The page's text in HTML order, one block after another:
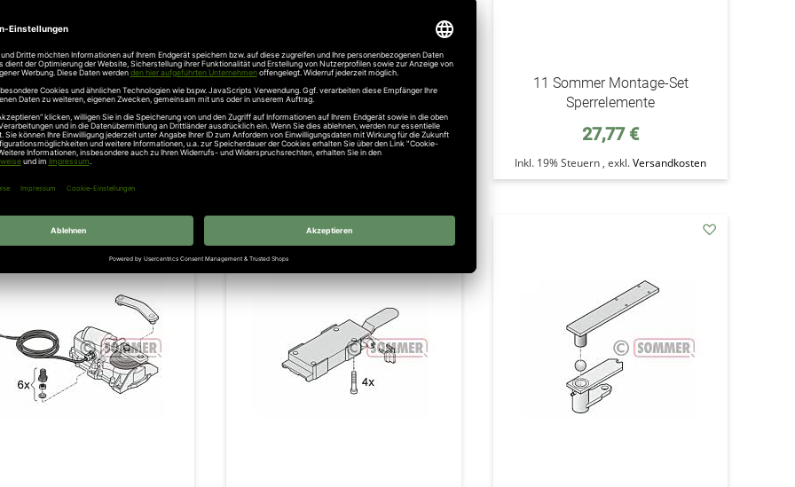
Sommer Knickarme mit
Verbindungsteilen, Set
149,14 €
19% Steuern,exkl.
Sommer Beschläge twist AM, Set
33,15 €
11 Sommer Montage-Set
Sperrelemente
27,77 €
Inkl. 19% Steuern ,exkl.Versandkosten
addAuf
den
Wunschzettel
addAuf
Wunschzettel